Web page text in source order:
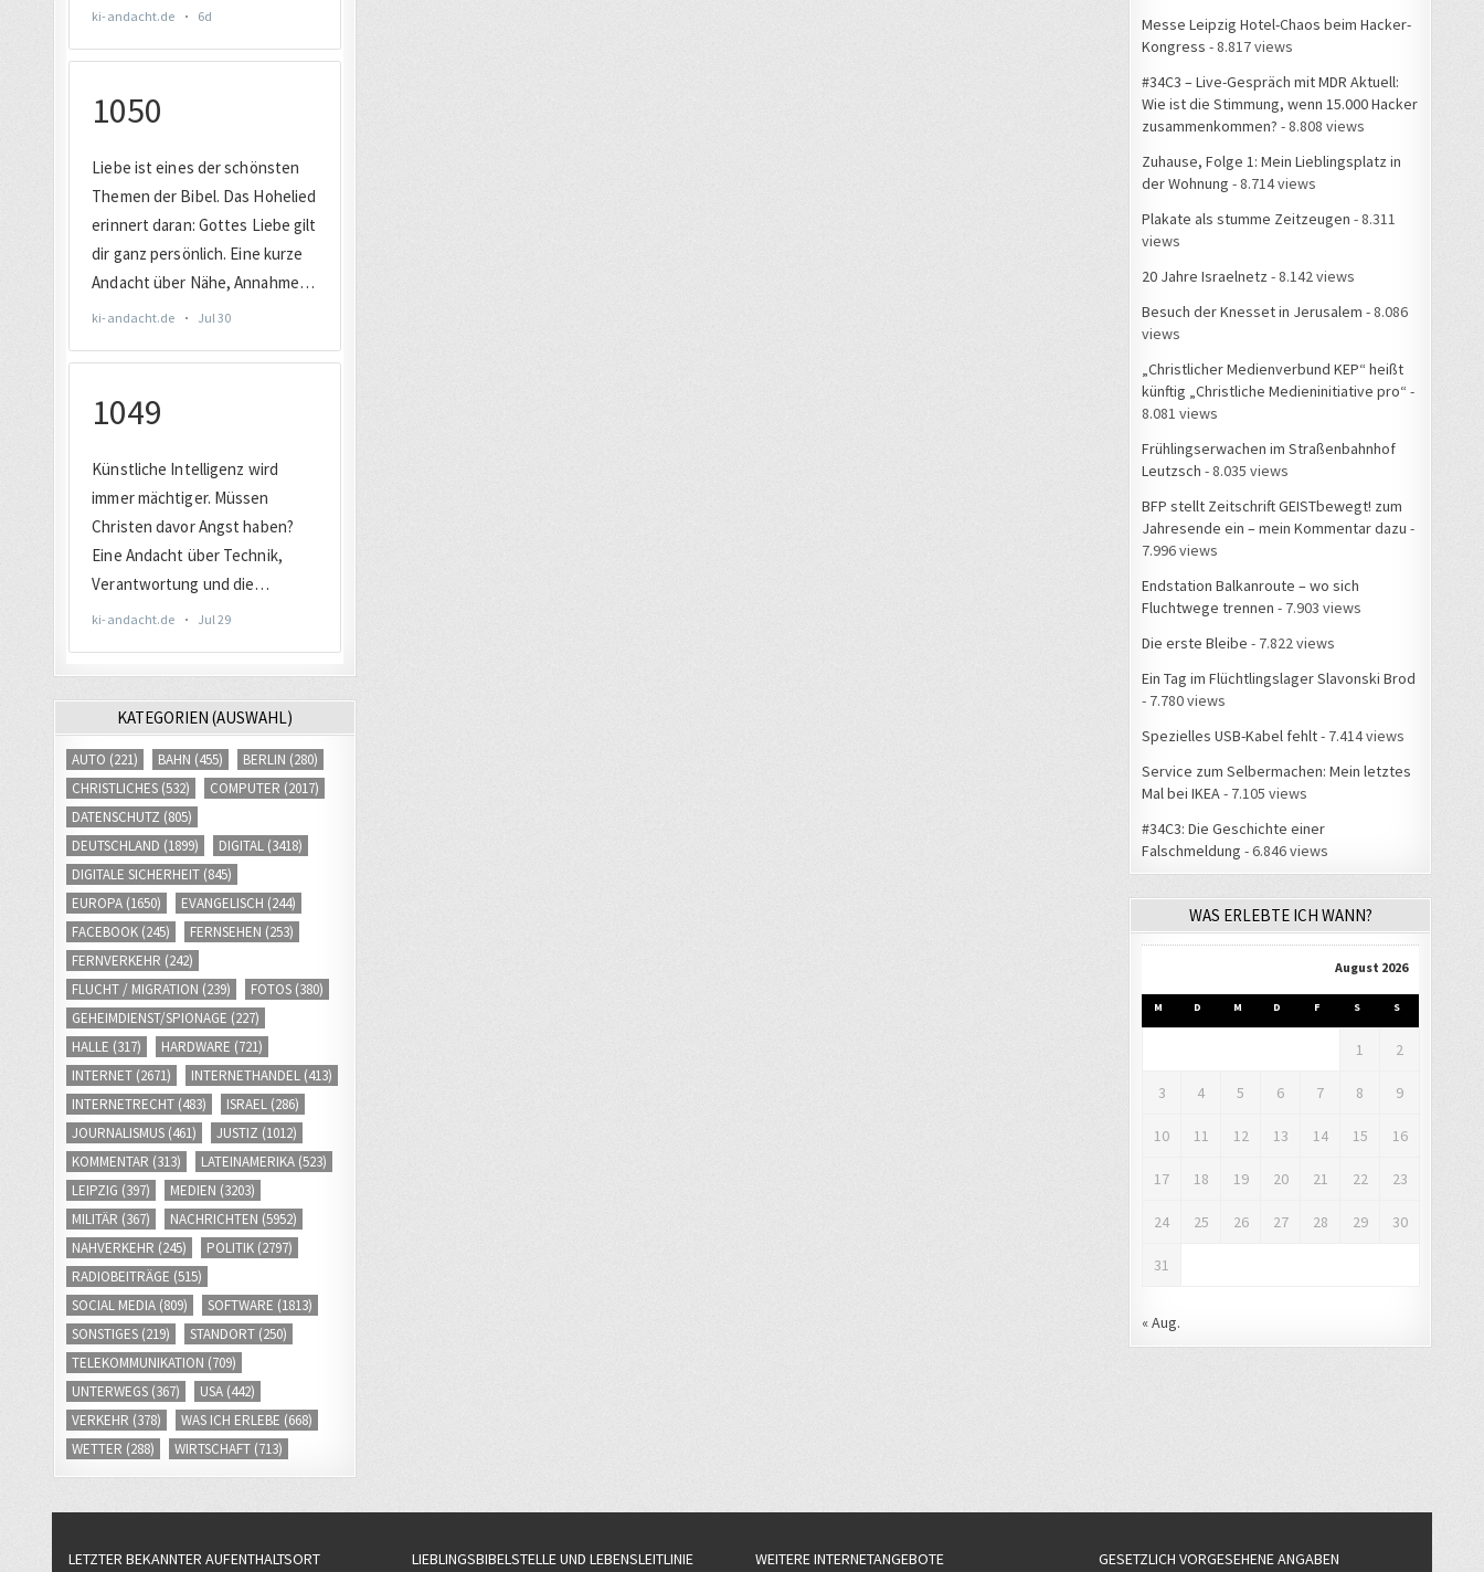
KATEGORIEN (AUSWAHL)
AUTO (221) BAHN (455) BERLIN (280)
CHRISTLICHES (532) COMPUTER (2017)
DATENSCHUTZ (805)
DEUTSCHLAND (1899) DIGITAL (3418)
DIGITALE SICHERHEIT (845)
EUROPA (1650) EVANGELISCH (244)
FACEBOOK (245) FERNSEHEN (253)
FERNVERKEHR (242)
FLUCHT / MIGRATION (239) FOTOS (380)
GEHEIMDIENST/SPIONAGE (227)
HALLE (317) HARDWARE (721)
INTERNET (2671) INTERNETHANDEL (413)
INTERNETRECHT (483) ISRAEL (286)
JOURNALISMUS (461) JUSTIZ (1012)
KOMMENTAR (313) LATEINAMERIKA (523)
LEIPZIG (397) MEDIEN (3203)
MILITÄR (367) NACHRICHTEN (5952)
NAHVERKEHR (245) POLITIK (2797)
RADIOBEITRÄGE (515)
SOCIAL MEDIA (809) SOFTWARE (1813)
SONSTIGES (219) STANDORT (250)
TELEKOMMUNIKATION (709)
UNTERWEGS (367) USA (442)
VERKEHR (378) WAS ICH ERLEBE (668)
WETTER (288) WIRTSCHAFT (713)
Messe Leipzig Hotel-Chaos beim Hacker-
Kongress - 8.817 views
#34C3 – Live-Gespräch mit MDR Aktuell:
Wie ist die Stimmung, wenn 15.000 Hacker
zusammenkommen? - 8.808 views
Zuhause, Folge 1: Mein Lieblingsplatz in
der Wohnung - 8.714 views
Plakate als stumme Zeitzeugen - 8.311
views
20 Jahre Israelnetz - 8.142 views
Besuch der Knesset in Jerusalem - 8.086
views
„Christlicher Medienverbund KEP“ heißt
künftig „Christliche Medieninitiative pro“ -
8.081 views
Frühlingserwachen im Straßenbahnhof
Leutzsch - 8.035 views
BFP stellt Zeitschrift GEISTbewegt! zum
Jahresende ein – mein Kommentar dazu -
7.996 views
Endstation Balkanroute – wo sich
Fluchtwege trennen - 7.903 views
Die erste Bleibe - 7.822 views
Ein Tag im Flüchtlingslager Slavonski Brod
- 7.780 views
Spezielles USB-Kabel fehlt- 7.414 views
Service zum Selbermachen: Mein letztes
Mal bei IKEA - 7.105 views
#34C3: Die Geschichte einer
Falschmeldung - 6.846 views
WAS ERLEBTE ICH WANN?
August 2026
M D M D F S S
1 2
3 4 5 6 7 8 9
10 11 12 13 14 15 16
17 18 19 20 21 22 23
24 25 26 27 28 29 30
31
« Aug.
LETZTER BEKANNTER AUFENTHALTSORT LIEBLINGSBIBELSTELLE UND LEBENSLEITLINIE WEITERE INTERNETANGEBOTE GESETZLICH VORGESEHENE ANGABEN